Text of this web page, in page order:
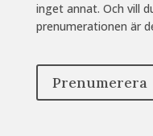
inget annat. Och vill
prenumerationen är
Prenumerera